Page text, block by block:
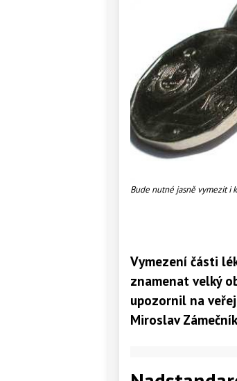
Bude nutné jasně vymezit i
Vymezení části
znamenat velký
upozornil na
Miroslav